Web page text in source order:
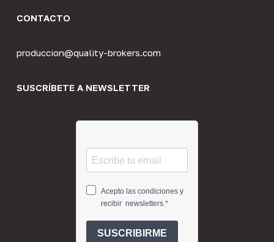
CONTACTO
produccion@quality-brokers.com
SUSCRÍBETE A NEWSLETTER